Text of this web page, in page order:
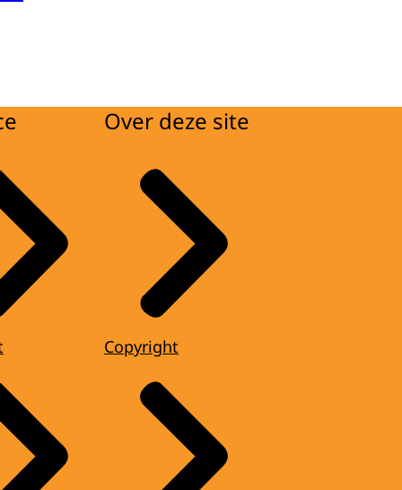
Over deze site
Copyright